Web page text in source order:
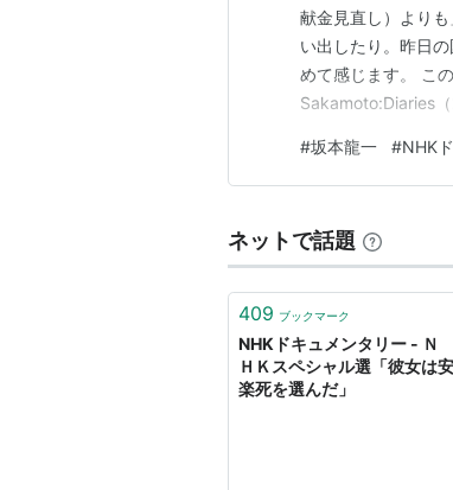
献金見直し）より
い出したり。昨日
めて感じます。 こ
Sakamoto:Diaries
Days 坂本龍一 最期
も。その番組をベ
#坂本龍一 #NHK
ネットで話題
409 ブックマーク
NHKドキュメンタリー - Ｎ
ＨＫスペシャル選「彼女は安
楽死を選んだ」